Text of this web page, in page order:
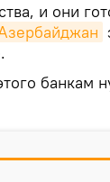
и они
банкам